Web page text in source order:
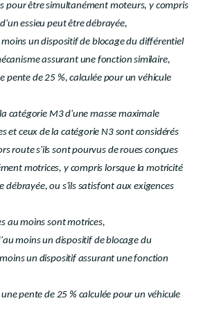
pour être simultanément moteurs, y compris
essieu peut être débrayée,
un dispositif de blocage du différentiel
assurant une fonction similaire,
pente de 25 %, calculée pour un véhicule
la catégorie M3 d'une masse maximale
et ceux de la catégorie N3 sont considérés
route s'ils sont pourvus de roues conçues
motrices, y compris lorsque la motricité
débrayée, ou s'ils satisfont aux exigences
au moins sont motrices,
moins un dispositif de blocage du
un dispositif assurant une fonction
pente de 25 % calculée pour un véhicule